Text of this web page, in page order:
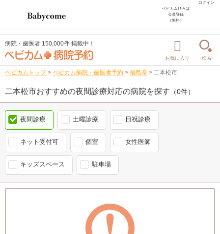
ログイン
ベビカムひろば
会員登録
（無料）
病院・歯医者 150,000件 掲載中！
お気に入り 検索
ベビカムトップ > ベビカム病院・歯医者予約 > 福島県 > 二本松市
二本松市おすすめの夜間診療対応の病院を探す （0件）
夜間診療 土曜診療 日祝診療
ネット受付可 個室 女性医師
キッズスペース 駐車場